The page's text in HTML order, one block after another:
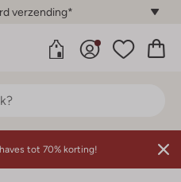
verzending*
tot 70% korting!